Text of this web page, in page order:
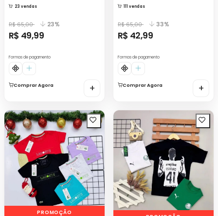
23 vendas
R$ 65,00 23%
R$ 49,99
Formas de pagamento
Comprar Agora +
111 vendas
R$ 65,00 33%
R$ 42,99
Formas de pagamento
Comprar Agora +
PROMOÇÃO